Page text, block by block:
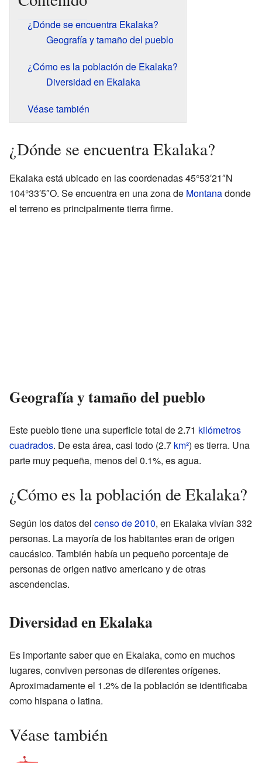
¿Dónde se encuentra Ekalaka?
Geografía y tamaño del pueblo
¿Cómo es la población de Ekalaka?
Diversidad en Ekalaka
Véase también
¿Dónde se encuentra Ekalaka?
Ekalaka está ubicado en las coordenadas 45°53′21″N
104°33′5″O. Se encuentra en una zona de Montanadonde
el terreno es principalmente tierra firme.
Geografía y tamaño del pueblo
Este pueblo tiene una superficie total de 2.71 kilómetros
cuadrados. De esta área, casi todo (2.7 km²) es tierra. Una
parte muy pequeña, menos del 0.1%, es agua.
¿Cómo es la población de Ekalaka?
Según los datos del censo de 2010, en Ekalaka vivían 332
personas. La mayoría de los habitantes eran de origen
caucásico. También había un pequeño porcentaje de
personas de origen nativo americano y de otras
ascendencias.
Diversidad en Ekalaka
Es importante saber que en Ekalaka, como en muchos
lugares, conviven personas de diferentes orígenes.
Aproximadamente el 1.2% de la población se identificaba
como hispana o latina.
Véase también